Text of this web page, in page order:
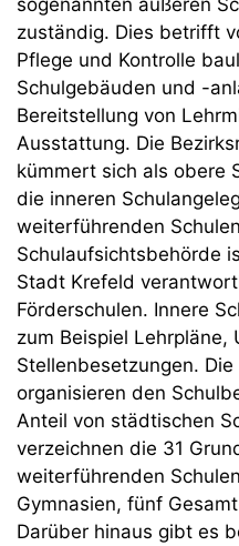
zuständig. Dies betrifft
Pflege und Kontrolle
Schulgebäuden und -
Bereitstellung von
Ausstattung. Die
kümmert sich als obere
die inneren
weiterführenden
Schulaufsichtsbehörde
Stadt Krefeld
Förderschulen. Innere
zum Beispiel
Stellenbesetzungen.
organisieren den
Anteil von städtischen
verzeichnen die 31
weiterführenden
Gymnasien, fünf
Darüber hinaus gibt es